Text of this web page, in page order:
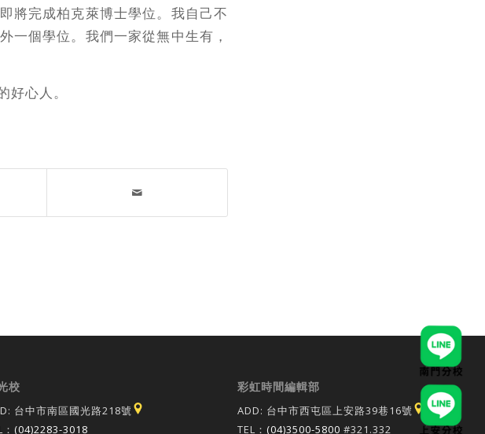
將完成柏克萊博士學位。我自己不
一個學位。我們一家從無中生有，
心人。
校
台中市南區國光路218號
：(04)2283-3018
彩虹時間編輯部
ADD: 台中市西屯區上安路39巷16號
TEL： (04)3500-5800 #321.332